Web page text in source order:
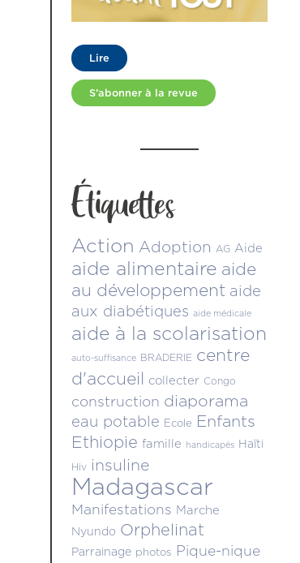
Lire
S’abonner à la revue
Étiquettes
Action Adoption AG Aide
aide alimentaire aide
au développement aide
aux diabétiques aide médicale
aide à la scolarisation
auto-suffisance BRADERIE centre
d'accueil collecter Congo
construction diaporama
eau potable Ecole Enfants
Ethiopie famille handicapés Haïti
Hiv insuline
Madagascar
Manifestations Marche
Nyundo Orphelinat
Parrainage photos Pique-nique